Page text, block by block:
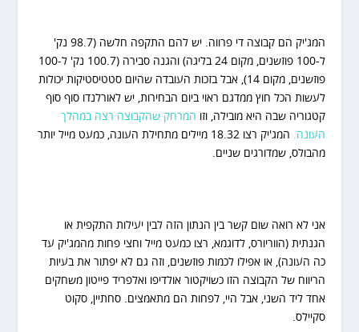
המג'יק הם קבוצה די פרווה. יש להם התקפה חלשה (98.7 נק'
ל-100 פוזשנים, מקום 24 בליגה) והגנה סבירה (100.7 נק' ל-100
פוזשנים, מקום 14), אבל בזכות העובדה שהיום סטטיסטיקות יכולות
לעשות הכל חוץ ממדגם ראוי ביום הבחירות, יש לאורלנדו סוף סוף
קטגוריה שבה היא מובילה, וזו המרחק שהקבוצה רצה במהלך
העונה.
המג'יק רצו 18.32 מיילים מתחילת העונה, כמעט מייל יותר
מהבולס, שמדורגים שניים.
אני לא רואה שום קשר בין הנתון הזה לבין יעילות התקפית או
הגנתית (הווריורס, לדוגמא, רצו כמעט מייל וחצי פחות מהמג'יק עד
כה העונה), או אפילו לכמות פוזשנים, וזה גם לא יפתור את בעיות
הריווח של הקבוצה הזו כשויקטור אולדיפו ואלפריד פייטון משחקים
אחד ליד השני, אבל היי, לפחות הם מתאמצים. סחתיין, סקוט
סקיילס.